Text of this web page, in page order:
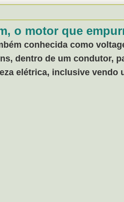
o motor que
conhecida como
dentro de um condutor,
elétrica, inclusive vendo